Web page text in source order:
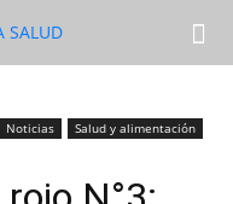
Noticias
Salud y alimentación